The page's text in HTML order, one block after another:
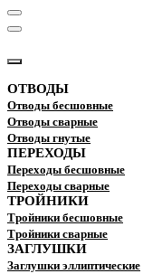
ОТВОДЫ
Отводы бесшовные
Отводы сварные
Отводы гнутые
ПЕРЕХОДЫ
Переходы бесшовные
Переходы сварные
ТРОЙНИКИ
Тройники бесшовные
Тройники сварные
ЗАГЛУШКИ
Заглушки эллиптические